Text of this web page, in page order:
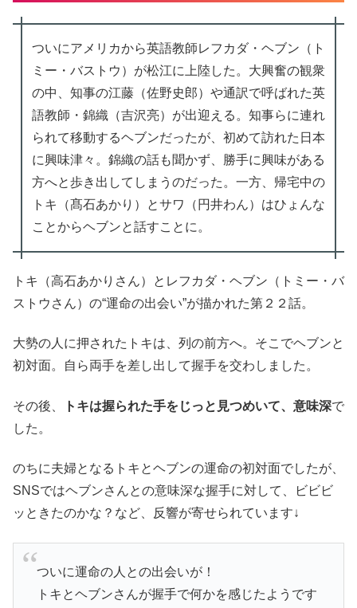
ついにアメリカから英語教師レフカダ・ヘブン（ト
ミー・バストウ）が松江に上陸した。大興奮の観衆
の中、知事の江藤（佐野史郎）や通訳で呼ばれた英
語教師・錦織（吉沢亮）が出迎える。知事らに連れ
られて移動するヘブンだったが、初めて訪れた日本
に興味津々。錦織の話も聞かず、勝手に興味がある
方へと歩き出してしまうのだった。一方、帰宅中の
トキ（髙石あかり）とサワ（円井わん）はひょんな
ことからヘブンと話すことに。
トキ（高石あかりさん）とレフカダ・ヘブン（トミー・バ
ストウさん）の“運命の出会い”が描かれた第２２話。
大勢の人に押されたトキは、列の前方へ。そこでヘブンと
初対面。自ら両手を差し出して握手を交わしました。
その後、 トキは握られた手をじっと見つめいて、意味深で
した。
のちに夫婦となるトキとヘブンの運命の初対面でしたが、
SNSではヘブンさんとの意味深な握手に対して、ビビビ
ッときたのかな？など、反響が寄せられています↓
ついに運命の人との出会いが！
トキとヘブンさんが握手で何かを感じたようです